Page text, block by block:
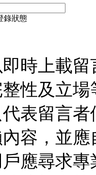
錄狀態
時上載
性及立
表留言
容，並
應尋求